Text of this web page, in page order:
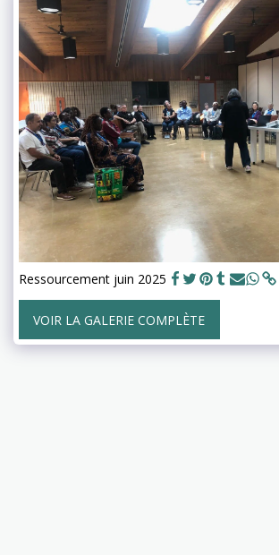
Ressourcement juin 2025
VOIR LA GALERIE COMPLÈTE